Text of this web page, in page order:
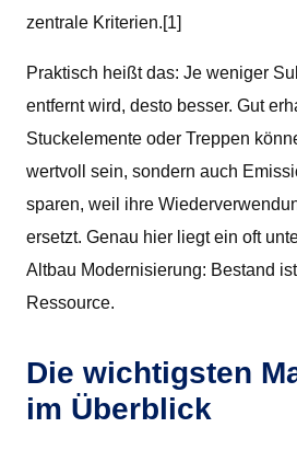
zentrale Kriterien.[1]
Praktisch heißt das: Je weniger
entfernt wird, desto besser. Gut
Stuckelemente oder Treppen
wertvoll sein, sondern auch
sparen, weil ihre
ersetzt. Genau hier liegt ein oft
Altbau Modernisierung: Bestand
Ressource.
Die wichtigsten
im Überblick